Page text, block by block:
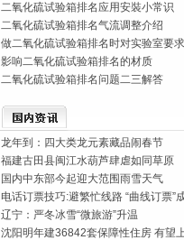
二氧化硫试验箱排名应用安裝小常识
二氧化硫试验箱排名气流调整介绍
做二氧化硫试验箱排名时对实验室要
影响二氧化硫试验箱排名的材质
二氧化硫试验箱排名问题二三解答
龙年到：四大类龙元素藏品闹春节
福建古田县闽江水葫芦肆虐如同草原
国内中东部今起迎大范围雨雪天气
电话订票技巧:避繁忙线路 “曲线订票”
辽宁：严冬冰雪“微旅游”升温
沈阳明年建36842套保障性住房 有望